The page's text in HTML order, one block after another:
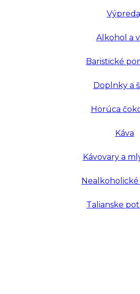
Alkohol a
Baristické
Doplnky a
Horúca
Káva
Kávovary a
Nealkoholické
Talianske